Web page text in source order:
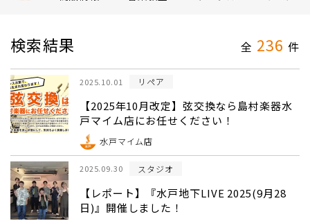
検索結果 全 236 件
2025.10.01 リペア
【2025年10月改定】弦交換なら島村楽器水
戸マイム店にお任せください！
水戸マイム店
2025.09.30 スタジオ
【レポート】『水戸地下LIVE 2025(9月28
日)』開催しました！